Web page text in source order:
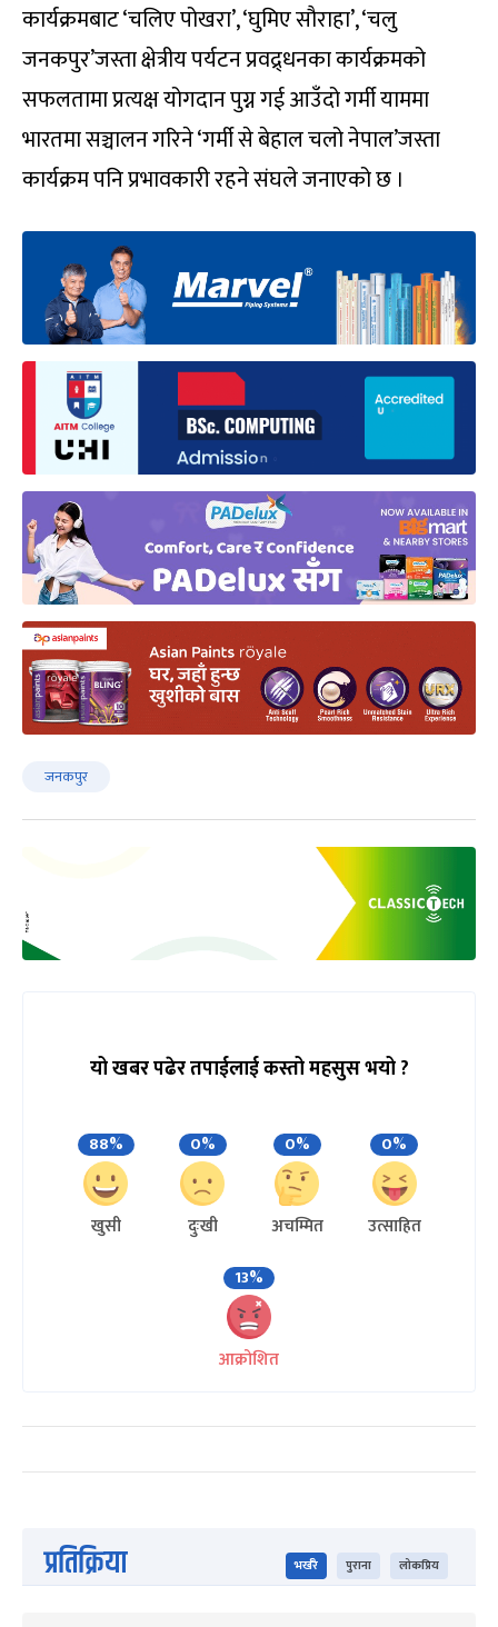
कार्यक्रमबाट ‘चलिए पोखरा’, ‘घुमिए सौराहा’, ‘चलु
जनकपुर’जस्ता क्षेत्रीय पर्यटन प्रवद्र्धनका कार्यक्रमको
सफलतामा प्रत्यक्ष योगदान पुग्न गई आउँदो गर्मी याममा
भारतमा सञ्चालन गरिने ‘गर्मी से बेहाल चलो नेपाल’जस्ता
कार्यक्रम पनि प्रभावकारी रहने संघले जनाएको छ ।
जनकपुर
यो खबर पढेर तपाईलाई कस्तो महसुस भयो ?
88%
खुसी
0%
दुःखी
0%
अचम्मित
0%
उत्साहित
13%
आक्रोशित
प्रतिक्रिया भर्खरै पुराना लोकप्रिय